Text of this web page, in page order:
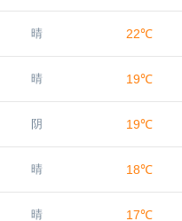
晴 22℃
晴 19℃
阴 19℃
晴 18℃
晴 17℃